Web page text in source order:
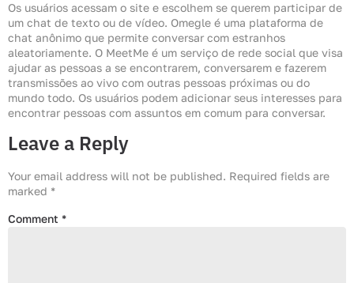
Os usuários acessam o site e escolhem se querem participar de
um chat de texto ou de vídeo. Omegle é uma plataforma de
chat anônimo que permite conversar com estranhos
aleatoriamente. O MeetMe é um serviço de rede social que visa
ajudar as pessoas a se encontrarem, conversarem e fazerem
transmissões ao vivo com outras pessoas próximas ou do
mundo todo. Os usuários podem adicionar seus interesses para
encontrar pessoas com assuntos em comum para conversar.
Leave a Reply
Your email address will not be published. Required fields are
marked *
Comment *